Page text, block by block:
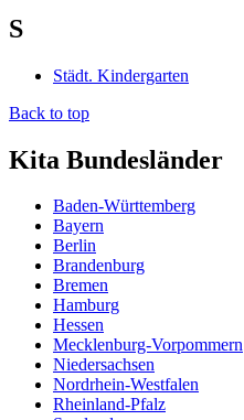
S
Städt. Kindergarten
Back to top
Kita Bundesländer
Baden-Württemberg
Bayern
Berlin
Brandenburg
Bremen
Hamburg
Hessen
Mecklenburg-Vorpommern
Niedersachsen
Nordrhein-Westfalen
Rheinland-Pfalz